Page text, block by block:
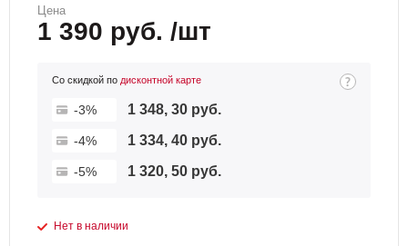
Цена
1 390 руб. /шт
Со скидкой по дисконтной карте
-3% 1 348, 30 руб.
-4% 1 334, 40 руб.
-5% 1 320, 50 руб.
Нет в наличии